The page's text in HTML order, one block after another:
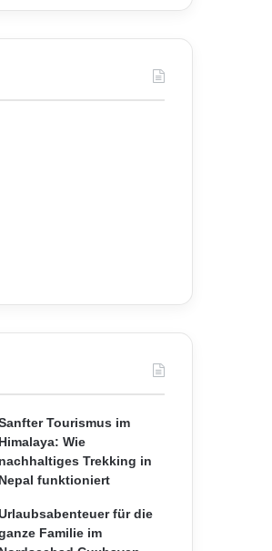
Tourismus im
Himalaya: Wie
nachhaltiges Trekking in
Nepal funktioniert
für die
Familie im